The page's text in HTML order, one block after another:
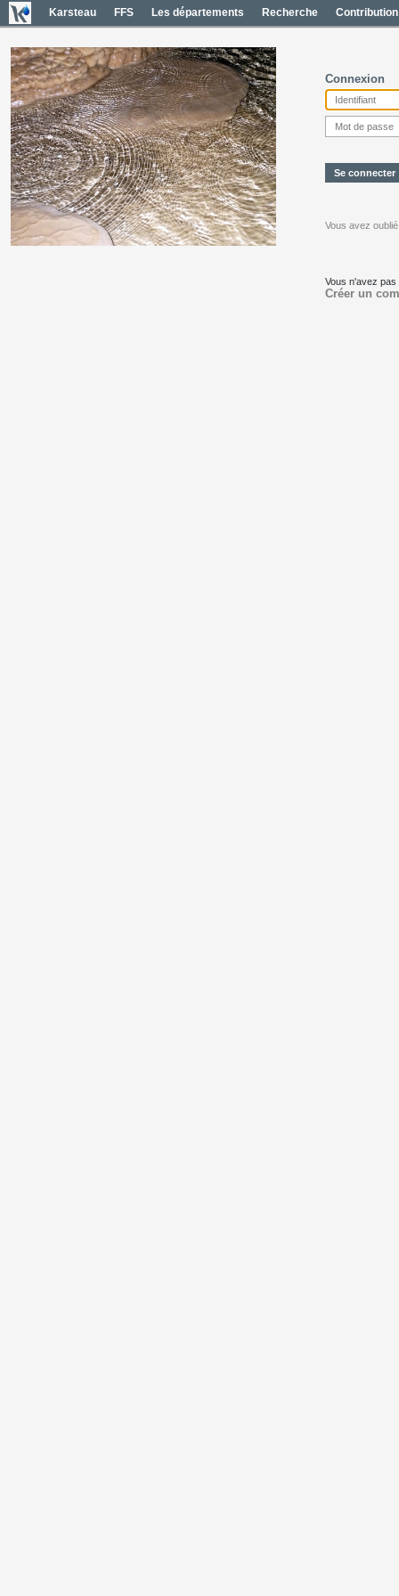
Karsteau FFS Les départements Recherche Contribution
Connexion
Vous avez
Vous n'avez
Créer un